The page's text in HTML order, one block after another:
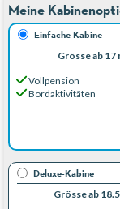
Meine
Einfache Kabine
Grösse ab 17
Vollpension
Bordaktivitäten
Deluxe-Kabine
Grösse ab 18.5